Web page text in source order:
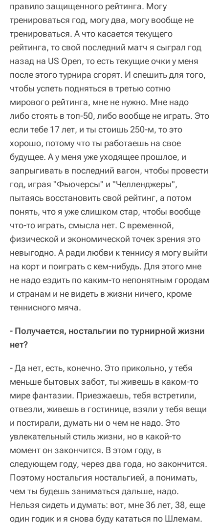
правило защищенного рейтинга. Могу
тренироваться год, могу два, могу вообще не
тренироваться. А что касается текущего
рейтинга, то свой последний матч я сыграл год
назад на US Open, то есть текущие очки у меня
после этого турнира сгорят. И спешить для того,
чтобы успеть подняться в третью сотню
мирового рейтинга, мне не нужно. Мне надо
либо стоять в топ-50, либо вообще не играть. Это
если тебе 17 лет, и ты стоишь 250-м, то это
хорошо, потому что ты работаешь на свое
будущее. А у меня уже уходящее прошлое, и
запрыгивать в последний вагон, чтобы провести
год, играя "Фьючерсы" и "Челленджеры",
пытаясь восстановить свой рейтинг, а потом
понять, что я уже слишком стар, чтобы вообще
что-то играть, смысла нет. С временной,
физической и экономической точек зрения это
невыгодно. А ради любви к теннису я могу выйти
на корт и поиграть с кем-нибудь. Для этого мне
не надо ездить по каким-то непонятным городам
и странам и не видеть в жизни ничего, кроме
теннисного мяча.
- Получается, ностальгии по турнирной жизни
нет?
- Да нет, есть, конечно. Это прикольно, у тебя
меньше бытовых забот, ты живешь в каком-то
мире фантазии. Приезжаешь, тебя встретили,
отвезли, живешь в гостинице, взяли у тебя вещи
и постирали, думать ни о чем не надо. Это
увлекательный стиль жизни, но в какой-то
момент он закончится. В этом году, в
следующем году, через два года, но закончится.
Поэтому ностальгия ностальгией, а понимать,
чем ты будешь заниматься дальше, надо.
Нельзя сидеть и думать: вот, мне 36 лет, 38, еще
один годик и я снова буду кататься по Шлемам.